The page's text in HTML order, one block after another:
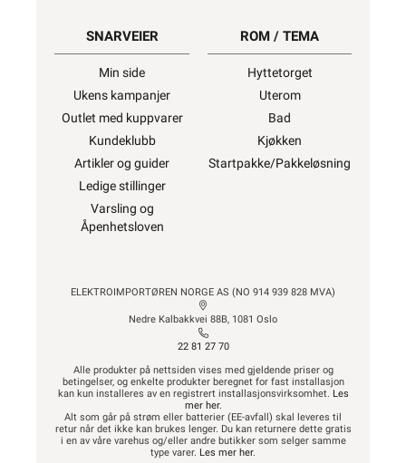
SNARVEIER
Min side
Ukens kampanjer
Outlet med kuppvarer
Kundeklubb
Artikler og guider
Ledige stillinger
Varsling og
Åpenhetsloven
ROM / TEMA
Hyttetorget
Uterom
Bad
Kjøkken
Startpakke/Pakkeløsning
ELEKTROIMPORTØREN NORGE AS (NO 914 939 828 MVA)
Nedre Kalbakkvei 88B, 1081 Oslo
22 81 27 70
Alle produkter på nettsiden vises med gjeldende priser og
betingelser, og enkelte produkter beregnet for fast installasjon
kan kun installeres av en registrert installasjonsvirksomhet. Les
mer her.
Alt som går på strøm eller batterier (EE-avfall) skal leveres til
retur når det ikke kan brukes lenger. Du kan returnere dette gratis
i en av våre varehus og/eller andre butikker som selger samme
type varer. Les mer her.